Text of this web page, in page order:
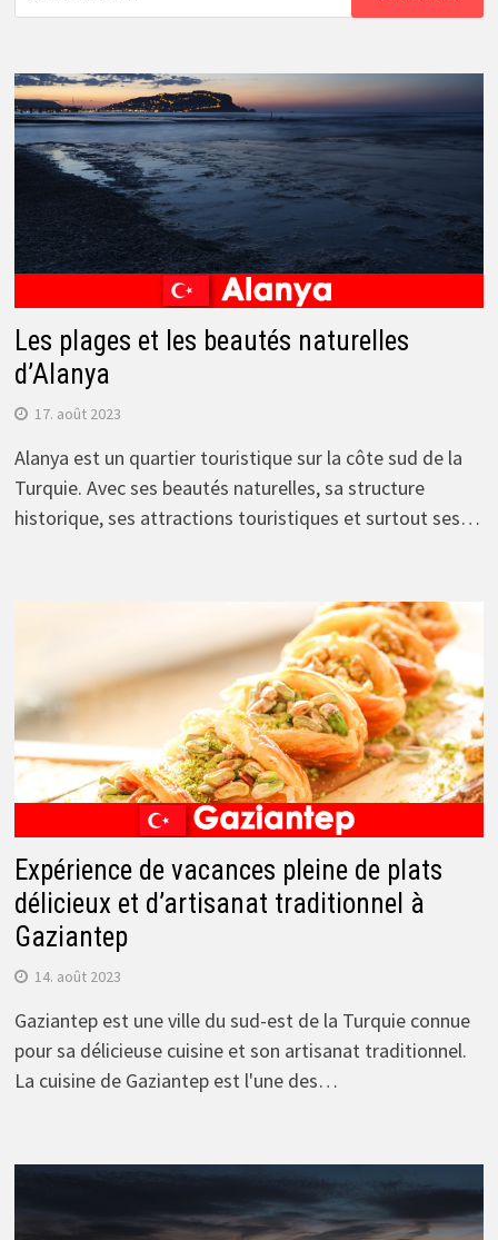
Les plages et les beautés naturelles
d’Alanya
17. août 2023
Alanya est un quartier touristique sur la côte sud de la
Turquie. Avec ses beautés naturelles, sa structure
historique, ses attractions touristiques et surtout ses…
Expérience de vacances pleine de plats
délicieux et d’artisanat traditionnel à
Gaziantep
14. août 2023
Gaziantep est une ville du sud-est de la Turquie connue
pour sa délicieuse cuisine et son artisanat traditionnel.
La cuisine de Gaziantep est l'une des…